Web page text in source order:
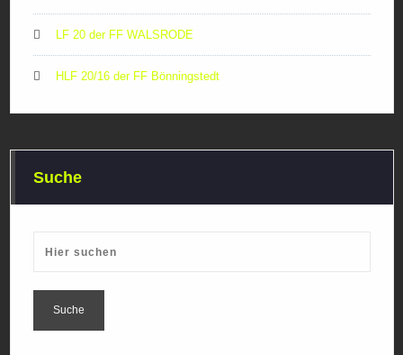
LF 20 der FF WALSRODE
HLF 20/16 der FF Bönningstedt
Suche